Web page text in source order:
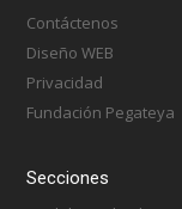
Contáctenos
Diseño WEB
Privacidad
Fundación Pegateya
Secciones